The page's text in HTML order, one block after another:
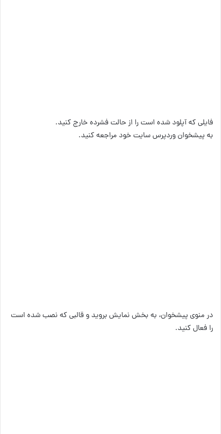
فایلی که آپلود شده است را از حالت فشرده خارج کنید.
به پیشخوان وردپرس سایت خود مراجعه کنید.
در منوی پیشخوان، به بخش نمایش بروید و قالبی که نصب شده است
را فعال کنید.